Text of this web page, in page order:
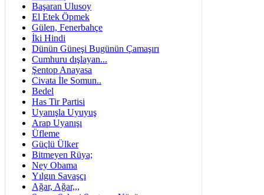
Başaran Ulusoy
El Etek Öpmek
Gülen, Fenerbahçe
İki Hindi
Dünün Güneşi Bugünün Çamaşırı
Cumhuru dışlayan...
Şentop Anayasa
Civata İle Somun..
Bedel
Has Tir Partisi
Uyanışla Uyuyuş
Arap Uyanışı
Üfleme
Güçlü Ülker
Bitmeyen Rüya;
Ney Obama
Yılgın Savaşçı
Ağar, Ağar,,,